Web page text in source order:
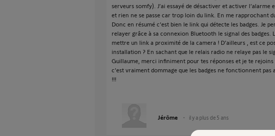
serveurs somfy). J’ai essayé de désactiver et activer l’alarme
et rien ne se passe car trop loin du link. En me rapprochant
Donc en résumé c’est bien le link qui détecte les badges. Je
relayer grâce à sa connexion Bluetooth le signal des badges.
mettre un link a proximité de la camera ! D’ailleurs , est ce
installation ? En sachant que le relais radio ne relaye pas le
Guillaume, merci infiniment pour tes réponses et je te
c’est vraiment dommage que les badges ne fonctionnent pas
!!!
Jérôme il y a plus de 5 ans